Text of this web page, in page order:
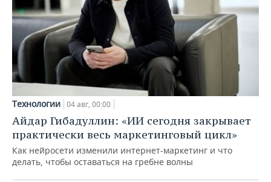
Технологии 04 авг, 00:00
Айдар Гибадуллин: «ИИ сегодня закрывает
практически весь маркетинговый цикл»
Как нейросети изменили интернет-маркетинг и что
делать, чтобы оставаться на гребне волны